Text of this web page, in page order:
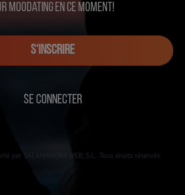
MOOdating en ce moment!
S‘INSCRIRE
SE CONNECTER